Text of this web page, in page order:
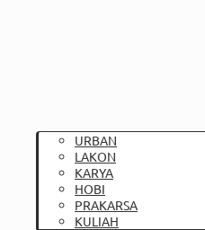
URBAN
LAKON
KARYA
HOBI
PRAKARSA
KULIAH